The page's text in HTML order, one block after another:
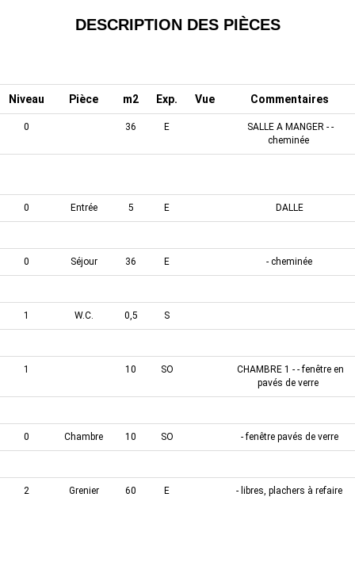
DESCRIPTION DES PIÈCES
Niveau Pièce m2 Exp. Vue Commentaires
0 36 E
SALLE A MANGER - -
cheminée
0 Entrée 5 E DALLE
0 Séjour 36 E - cheminée
1 W.C. 0,5 S
1 10 SO
CHAMBRE 1 - - fenêtre en
pavés de verre
0 Chambre 10 SO - fenêtre pavés de verre
2 Grenier 60 E - libres, plachers à refaire